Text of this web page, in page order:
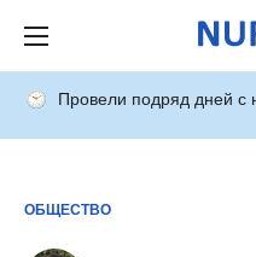
Провели подряд дней с
ОБЩЕСТВО